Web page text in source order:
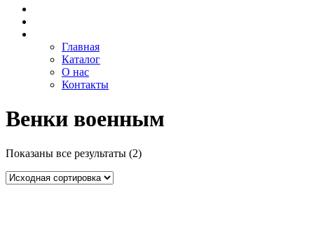
Главная
Каталог
О нас
Контакты
Венки военным
Показаны все результаты (2)